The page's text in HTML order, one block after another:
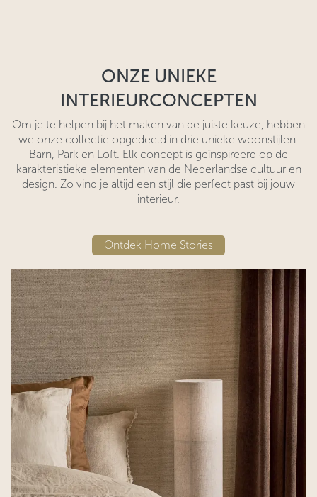
ONZE UNIEKE
INTERIEURCONCEPTEN
Om je te helpen bij het maken van de juiste keuze, hebben
we onze collectie opgedeeld in drie unieke woonstijlen:
Barn, Park en Loft. Elk concept is geïnspireerd op de
karakteristieke elementen van de Nederlandse cultuur en
design. Zo vind je altijd een stijl die perfect past bij jouw
interieur.
Ontdek Home Stories​​